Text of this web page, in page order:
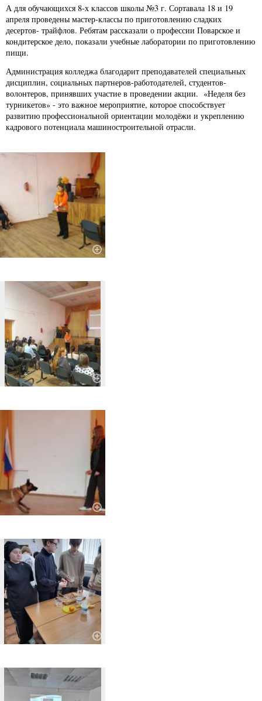
А для обучающихся 8-х классов школы №3 г. Сортавала 18 и 19
апреля проведены мастер-классы по приготовлению сладких
десертов- трайфлов. Ребятам рассказали о профессии Поварское и
кондитерское дело, показали учебные лаборатории по приготовлению
пищи.
Администрация колледжа благодарит преподавателей специальных
дисциплин, социальных партнеров-работодателей, студентов-
волонтеров, принявших участие в проведении акции. «Неделя без
турникетов» - это важное мероприятие, которое способствует
развитию профессиональной ориентации молодёжи и укреплению
кадрового потенциала машиностроительной отрасли.